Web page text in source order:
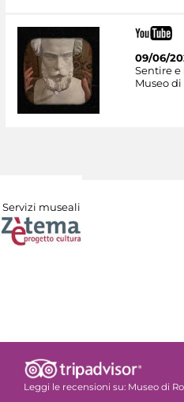
09/06/
Sentire e
Museo di
Servizi museali
Leggi le recensioni su: Museo di